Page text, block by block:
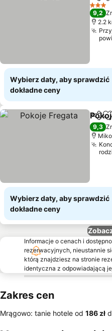
3
9,2
2.2
Wybierz daty, aby sprawdzić
dokładne ceny
9,3
Wybierz daty, aby sprawdzić
dokładne ceny
Informacje o cenach i
rezerwacyjnych, nieustannie
którą znajdziesz na stronie
identyczna z odpowiadającą
Zakres cen
Mrągowo: tanie hotele od ‎186 zł